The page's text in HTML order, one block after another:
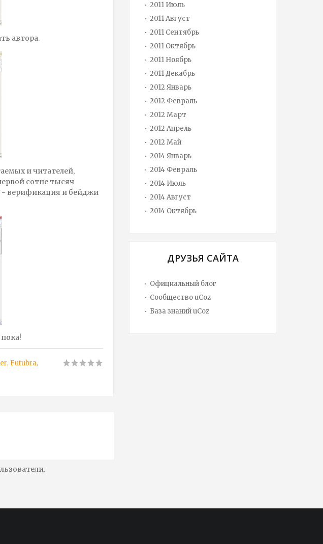
автора.
и читателей,
сотне тысяч
- верификация и бейджи
, Futubra,
2011 Июль
2011 Август
2011 Сентябрь
2011 Октябрь
2011 Ноябрь
2011 Декабрь
2012 Январь
2012 Февраль
2012 Март
2012 Апрель
2012 Май
2014 Январь
2014 Февраль
2014 Июль
2014 Август
2014 Октябрь
ДРУЗЬЯ САЙТА
Официальный блог
Сообщество uCoz
База знаний uCoz